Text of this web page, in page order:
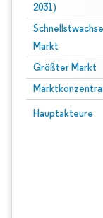
2031)
Markt
Größter Markt
Hauptakteure
Bild © Mordor